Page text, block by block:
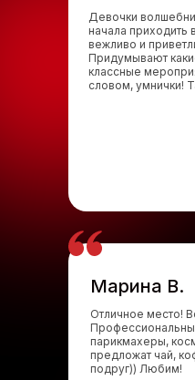
Марина В.
Девочки
начала приходить
вежливо и
Придумывают
классные
словом, умнички!
Отличное место!
парикмахеры,
предложат чай,
подруг)) Любим!